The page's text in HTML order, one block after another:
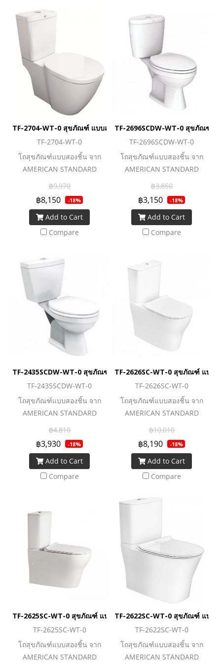
มธุระหนักเบาได้ตรงใจคุณ ตอบ
โจทย์ Lifestyle คนรุ่นใหม่ ชื่น
โจทย์ Lifestyle คนรุ่นใหม่ ชื่น
ชอบเทคโนโลยีและความ
สะดวกสบาย
TF-2704-WT-0 สุขภัณฑ์ แบบสองชิ้น 3/4.5 ลิตร รุ่น CONCEPT
TF-2704-WT-0
โถสุขภัณฑ์แบบสองชิ้น จาก
AMERICAN STANDARD
นวัตกรรมยุคใหม่ที่ยกระดับโถ
สุขภัณฑ์ให้ทำงานได้อย่างทัน
สมัย สายน้ำชำระล้างอย่าง
สะอาดหมดจด และยังประหยัด
น้ำมากยิ่งขึ้นด้วยระบบ Dual
มธุระหนักเบาได้ตรงใจคุณ ตอบ
โจทย์ Lifestyle คนรุ่นใหม่ ชื่น
ชอบเทคโนโลยีและความ
สะดวกสบาย
฿9,970
฿8,150 -18%
Add to Cart
Compare
TF-2696SCDW-WT-0 สุขภัณฑ์
TF-2696SCDW-WT-0
โถสุขภัณฑ์แบบสองชิ้น จาก
AMERICAN STANDARD
นวัตกรรมยุคใหม่ที่ยกระดับโถ
สุขภัณฑ์ให้ทำงานได้อย่างทัน
สมัย สายน้ำชำระล้างอย่าง
สะอาดหมดจด และยังประหยัด
น้ำมากยิ่งขึ้นด้วยระบบ Dual
โจทย์ Lifestyle คนรุ่นใหม่ ชื่น
฿3,850
฿3,150 -18%
Add to Cart
Compare
TF-2435SCDW-WT-0 สุขภัณฑ์ แบบสองชิ้น 3/4.5 ลิตร รุ่น NEW
TF-2435SCDW-WT-0
โถสุขภัณฑ์แบบสองชิ้น จาก
AMERICAN STANDARD
นวัตกรรมยุคใหม่ที่ยกระดับโถ
สุขภัณฑ์ให้ทำงานได้อย่างทัน
สมัย สายน้ำชำระล้างอย่าง
สะอาดหมดจด และยังประหยัด
น้ำมากยิ่งขึ้นด้วยระบบ Dual
โจทย์ Lifestyle คนรุ่นใหม่ ชื่น
฿4,810
฿3,930 -18%
Add to Cart
Compare
TF-2626SC-WT-0 สุขภัณฑ์ แบบส
TF-2626SC-WT-0
โถสุขภัณฑ์แบบสองชิ้น จาก
AMERICAN STANDARD
นวัตกรรมยุคใหม่ที่ยกระดับโถ
สุขภัณฑ์ให้ทำงานได้อย่างทัน
สมัย สายน้ำชำระล้างอย่าง
สะอาดหมดจด และยังประหยัด
น้ำมากยิ่งขึ้นด้วยระบบ Dual
มธุระหนักเบาได้ตรงใจคุณ ตอบ
สะดวกสบาย
฿10,010
฿8,190 -18%
Add to Cart
Compare
TF-2625SC-WT-0 สุขภัณฑ์ แบบสองชิ้น 3/4.5 ลิตร รุ่น CYGNET
TF-2625SC-WT-0
โถสุขภัณฑ์แบบสองชิ้น จาก
AMERICAN STANDARD
TF-2622SC-WT-0 สุขภัณฑ์ แบบส
TF-2622SC-WT-0
โถสุขภัณฑ์แบบสองชิ้น จาก
AMERICAN STANDARD